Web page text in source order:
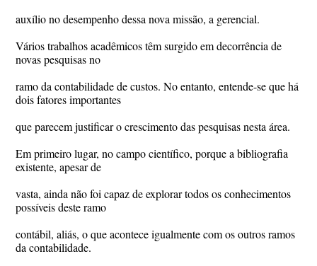
auxílio no desempenho dessa nova missão, a gerencial.
Vários trabalhos acadêmicos têm surgido em decorrência de
novas pesquisas no
ramo da contabilidade de custos. No entanto, entende-se que há
dois fatores importantes
que parecem justificar o crescimento das pesquisas nesta área.
Em primeiro lugar, no campo científico, porque a bibliografia
existente, apesar de
vasta, ainda não foi capaz de explorar todos os conhecimentos
possíveis deste ramo
contábil, aliás, o que acontece igualmente com os outros ramos
da contabilidade.